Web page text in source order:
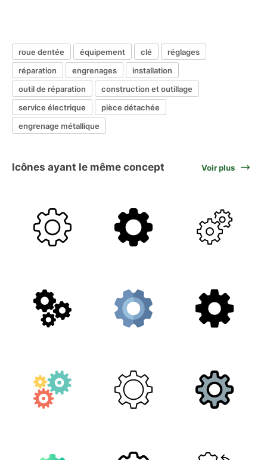
roue dentée équipement clé
réglages
réparation
engrenages
installation
outil de réparation
construction et outillage
service électrique
pièce détachée
engrenage métallique
Icônes ayant le même concept Voir plus